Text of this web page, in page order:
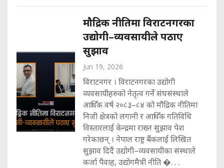
मौद्रिक नीतिमा विराटनगरका
उद्योगी–व्यवसायीले पठाए
सुझाव
Jun 19, 2026
विराटनगर । विराटनगरका उद्योगी
व्यवसायीहरुको नेतृत्व गर्ने संघसंस्थाले
आर्थिक वर्ष २०८३–८४ को मौद्रिक नीतिमा
निजी क्षेत्रको लगानी र आर्थिक गतिविधि
विस्तारलाई केन्द्रमा राख्न सुझाव पेश
गरेकाछन् । नेपाल राष्ट्र बैंकलाई लिखित
सुझाव दिदैं उद्योगी–व्यवसायीका संस्थाले
कर्जा पैवाह, उद्योगमैत्री नीति �. . .